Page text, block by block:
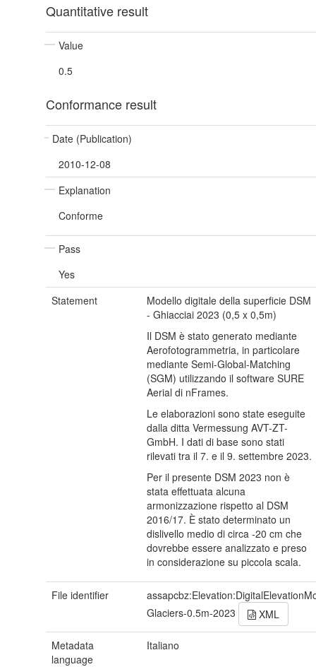
Quantitative result
Value
0.5
Conformance result
Date (Publication)
2010-12-08
Explanation
Conforme
Pass
Yes
Statement
Modello digitale della superficie DSM
- Ghiacciai 2023 (0,5 x 0,5m)
Il DSM è stato generato mediante
Aerofotogrammetria, in particolare
mediante Semi-Global-Matching
(SGM) utilizzando il software SURE
Aerial di nFrames.
Le elaborazioni sono state eseguite
dalla ditta Vermessung AVT-ZT-
GmbH. I dati di base sono stati
rilevati tra il 7. e il 9. settembre 2023.
Per il presente DSM 2023 non è
stata effettuata alcuna
armonizzazione rispetto al DSM
2016/17. È stato determinato un
dislivello medio di circa -20 cm che
dovrebbe essere analizzato e preso
in considerazione su piccola scala.
File identifier
Glaciers-0.5m-2023
XML
Metadata
language
Italiano